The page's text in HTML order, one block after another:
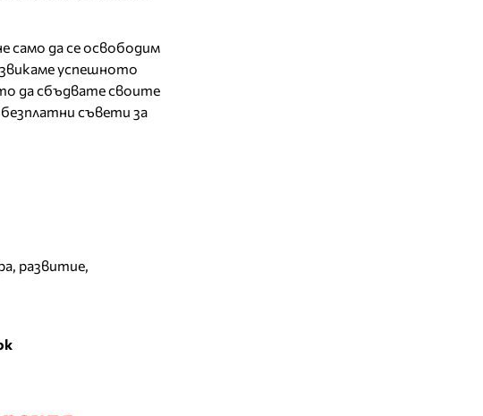
само да се освободим
успешното
да сбъдвате своите
съвети за
, развитие,